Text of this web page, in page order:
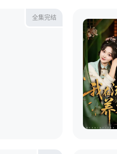
全集完结